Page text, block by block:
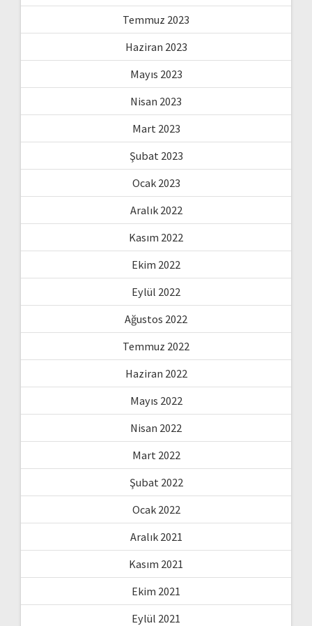
Temmuz 2023
Haziran 2023
Mayıs 2023
Nisan 2023
Mart 2023
Şubat 2023
Ocak 2023
Aralık 2022
Kasım 2022
Ekim 2022
Eylül 2022
Ağustos 2022
Temmuz 2022
Haziran 2022
Mayıs 2022
Nisan 2022
Mart 2022
Şubat 2022
Ocak 2022
Aralık 2021
Kasım 2021
Ekim 2021
Eylül 2021